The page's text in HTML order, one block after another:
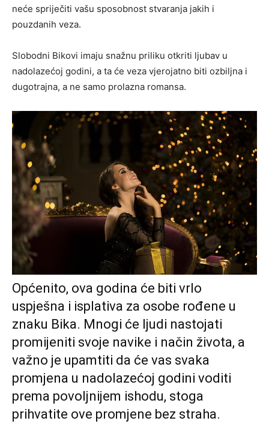
neće spriječiti vašu sposobnost stvaranja jakih i
pouzdanih veza.
Slobodni Bikovi imaju snažnu priliku otkriti ljubav u
nadolazećoj godini, a ta će veza vjerojatno biti ozbiljna i
dugotrajna, a ne samo prolazna romansa.
Općenito, ova godina će biti vrlo
uspješna i isplativa za osobe rođene u
znaku Bika. Mnogi će ljudi nastojati
promijeniti svoje navike i način života, a
važno je upamtiti da će vas svaka
promjena u nadolazećoj godini voditi
prema povoljnijem ishodu, stoga
prihvatite ove promjene bez straha.